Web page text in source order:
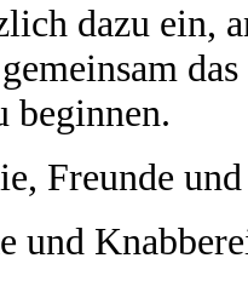
dazu ein,
beginnen.
Freunde
und